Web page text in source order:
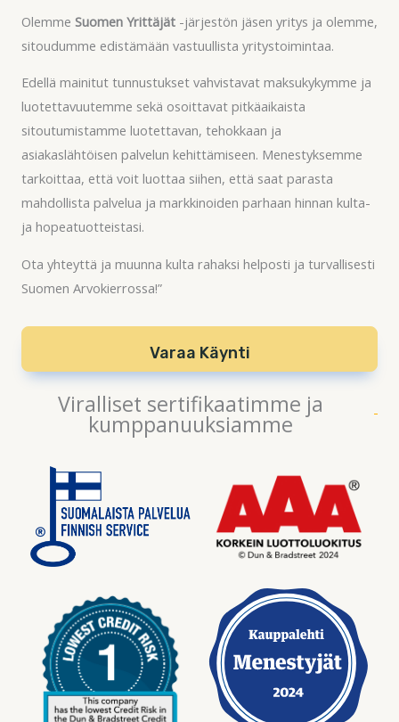
Olemme Suomen Yrittäjät -järjestön jäsen yritys ja olemme,
sitoudumme edistämään vastuullista yritystoimintaa.
Edellä mainitut tunnustukset vahvistavat maksukykymme ja
luotettavuutemme sekä osoittavat pitkäaikaista
sitoutumistamme luotettavan, tehokkaan ja
asiakaslähtöisen palvelun kehittämiseen. Menestyksemme
tarkoittaa, että voit luottaa siihen, että saat parasta
mahdollista palvelua ja markkinoiden parhaan hinnan kulta-
ja hopeatuotteistasi.
Ota yhteyttä ja muunna kulta rahaksi helposti ja turvallisesti
Suomen Arvokierrossa!”
Varaa Käynti
Viralliset sertifikaatimme ja
kumppanuuksiamme